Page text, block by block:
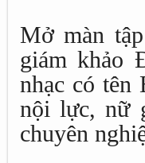
Mở màn
giám khảo
nhạc có tên
nội lực, nữ
chuyên